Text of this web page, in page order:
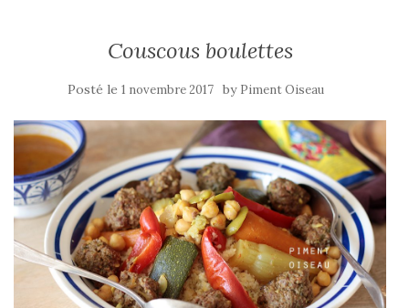
Couscous boulettes
Posté le 1 novembre 2017 by Piment Oiseau